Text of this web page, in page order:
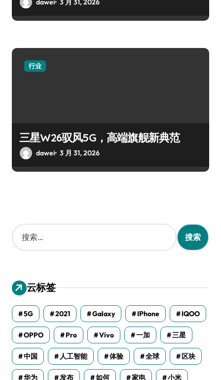
dawei 3 月 31, 2026
行业
三星W26驭风5G，高端旗舰新典范
dawei 3 月 31, 2026
搜
索
：
云标签
5G 2021 Galaxy IPhone IQOO
OPPO Pro Vivo 一加 三星
中国 人工智能 体验 全球 区块
华为 发布 如何 家电 小米